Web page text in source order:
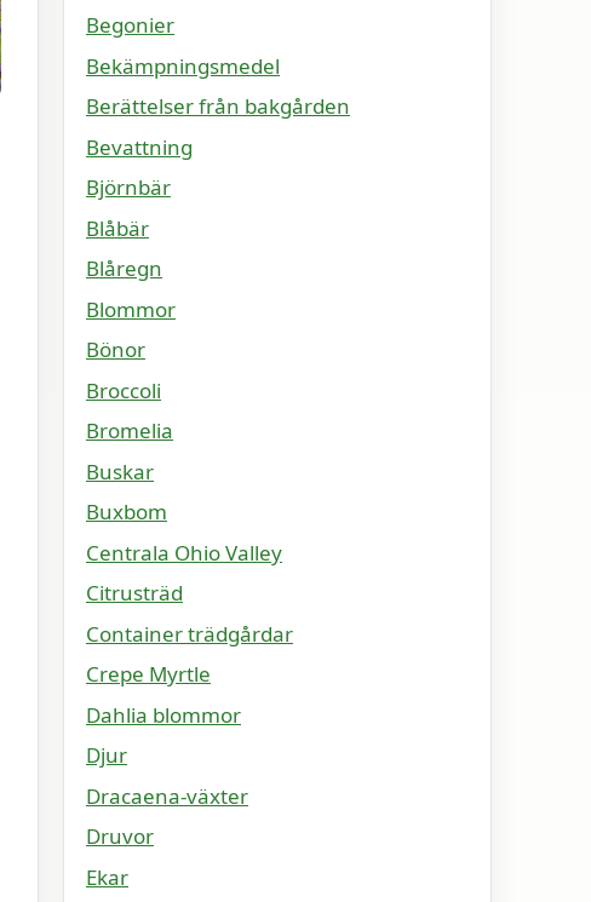
Begonier
Bekämpningsmedel
Berättelser från bakgården
Bevattning
Björnbär
Blåbär
Blåregn
Blommor
Bönor
Broccoli
Bromelia
Buskar
Buxbom
Centrala Ohio Valley
Citrusträd
Container trädgårdar
Crepe Myrtle
Dahlia blommor
Djur
Dracaena-växter
Druvor
Ekar